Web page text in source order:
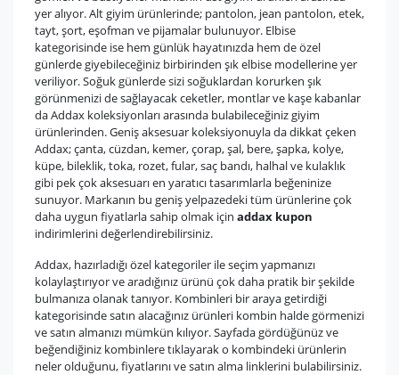
yer alıyor. Alt giyim ürünlerinde; pantolon, jean pantolon, etek,
tayt, şort, eşofman ve pijamalar bulunuyor. Elbise
kategorisinde ise hem günlük hayatınızda hem de özel
günlerde giyebileceğiniz birbirinden şık elbise modellerine yer
veriliyor. Soğuk günlerde sizi soğuklardan korurken şık
görünmenizi de sağlayacak ceketler, montlar ve kaşe kabanlar
da Addax koleksiyonları arasında bulabileceğiniz giyim
ürünlerinden. Geniş aksesuar koleksiyonuyla da dikkat çeken
Addax; çanta, cüzdan, kemer, çorap, şal, bere, şapka, kolye,
küpe, bileklik, toka, rozet, fular, saç bandı, halhal ve kulaklık
gibi pek çok aksesuarı en yaratıcı tasarımlarla beğeninize
sunuyor. Markanın bu geniş yelpazedeki tüm ürünlerine çok
daha uygun fiyatlarla sahip olmak için addax kupon
indirimlerini değerlendirebilirsiniz.
Addax, hazırladığı özel kategoriler ile seçim yapmanızı
kolaylaştırıyor ve aradığınız ürünü çok daha pratik bir şekilde
bulmanıza olanak tanıyor. Kombinleri bir araya getirdiği
kategorisinde satın alacağınız ürünleri kombin halde görmenizi
ve satın almanızı mümkün kılıyor. Sayfada gördüğünüz ve
beğendiğiniz kombinlere tıklayarak o kombindeki ürünlerin
neler olduğunu, fiyatlarını ve satın alma linklerini bulabilirsiniz.